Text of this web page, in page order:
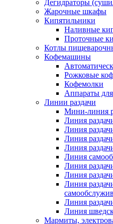
Дегидраторы
Жарочные шкафы
Кипятильники
Наливные
Проточные
Котлы
Кофемашины
Рожковые
Кофемолки
Аппараты
Линии раздачи
Мини-линия
Линия
Линия
Линия
Линия
Линия
Линия
Линия
Линия
Линия
Линия
Мармиты,